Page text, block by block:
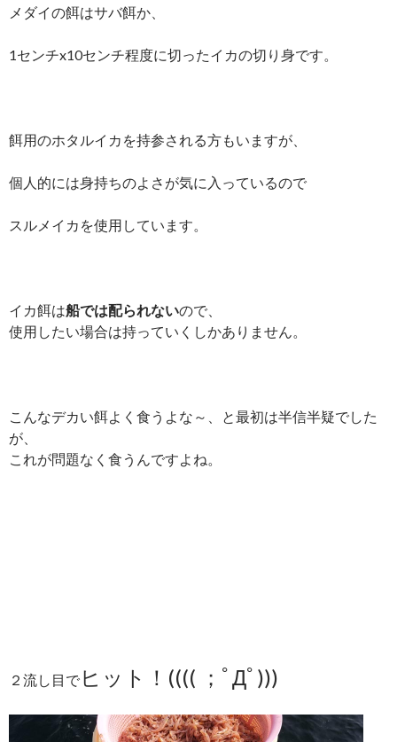
メダイの餌はサバ餌か、
1センチx10センチ程度に切ったイカの切り身です。
餌用のホタルイカを持参される方もいますが、
個人的には身持ちのよさが気に入っているので
スルメイカを使用しています。
イカ餌は船では配られないので、
使用したい場合は持っていくしかありません。
こんなデカい餌よく食うよな～、と最初は半信半疑でした
が、
これが問題なく食うんですよね。
２流し目で ヒット！(((( ；ﾟДﾟ)))